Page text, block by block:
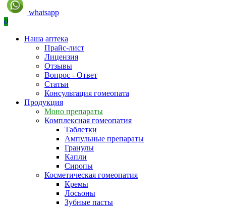
whatsapp
0
Наша аптека
Прайс-лист
Лицензия
Отзывы
Вопрос - Ответ
Статьи
Консультация гомеопата
Продукция
Моно препараты
Комплексная гомеопатия
Таблетки
Ампульные препараты
Гранулы
Капли
Сиропы
Косметическая гомеопатия
Кремы
Лосьоны
Зубные пасты